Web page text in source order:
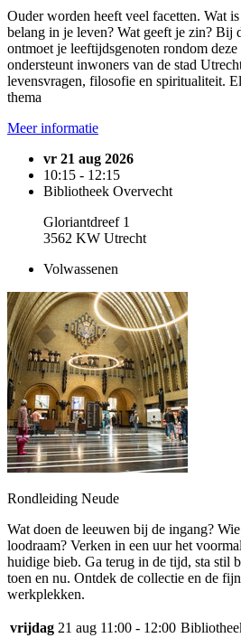
Ouder worden heeft veel facetten. Wat
belang in je leven? Wat geeft je zin? Bij
ontmoet je leeftijdsgenoten rondom
ondersteunt inwoners van de stad
levensvragen, filosofie en spiritualiteit.
thema
Meer informatie
vr 21 aug 2026
10:15 - 12:15
Bibliotheek Overvecht
Gloriantdreef 1
3562 KW Utrecht
Volwassenen
Rondleiding Neude
Wat doen de leeuwen bij de ingang?
loodraam? Verken in een uur het
huidige bieb. Ga terug in de tijd, sta stil
toen en nu. Ontdek de collectie en de
werkplekken.
vrijdag 21 aug 11:00 - 12:00